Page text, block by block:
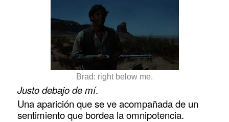
Brad: right below me.
Justo debajo de mí.
Una aparición que se ve acompañada de un
sentimiento que bordea la omnipotencia.